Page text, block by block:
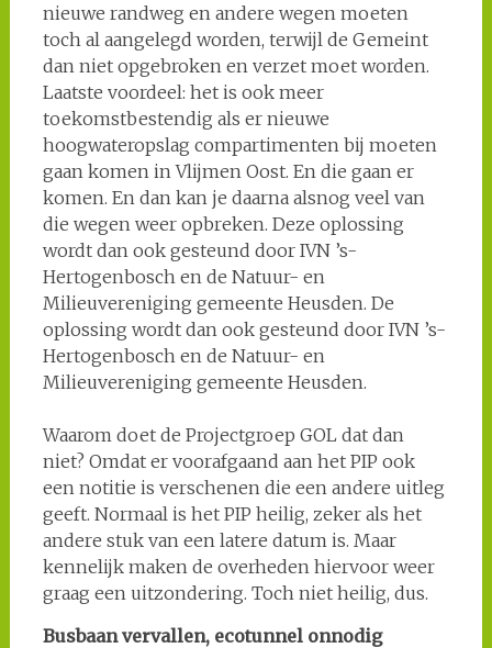
nieuwe randweg en andere wegen moeten
toch al aangelegd worden, terwijl de Gemeint
dan niet opgebroken en verzet moet worden.
Laatste voordeel: het is ook meer
toekomstbestendig als er nieuwe
hoogwateropslag compartimenten bij moeten
gaan komen in Vlijmen Oost. En die gaan er
komen. En dan kan je daarna alsnog veel van
die wegen weer opbreken. Deze oplossing
wordt dan ook gesteund door IVN ’s-
Hertogenbosch en de Natuur- en
Milieuvereniging gemeente Heusden. De
oplossing wordt dan ook gesteund door IVN ’s-
Hertogenbosch en de Natuur- en
Milieuvereniging gemeente Heusden.
Waarom doet de Projectgroep GOL dat dan
niet? Omdat er voorafgaand aan het PIP ook
een notitie is verschenen die een andere uitleg
geeft. Normaal is het PIP heilig, zeker als het
andere stuk van een latere datum is. Maar
kennelijk maken de overheden hiervoor weer
graag een uitzondering. Toch niet heilig, dus.
Busbaan vervallen, ecotunnel onnodig